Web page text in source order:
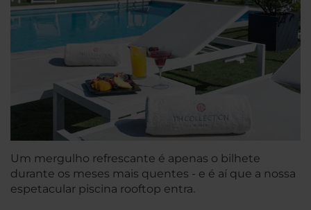
Um mergulho refrescante é apenas o bilhete
durante os meses mais quentes - e é aí que a nossa
espetacular piscina rooftop entra.